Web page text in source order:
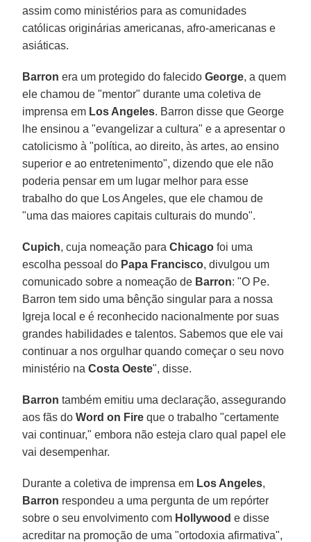
assim como ministérios para as comunidades
católicas originárias americanas, afro-americanas e
asiáticas.
Barron era um protegido do falecidoGeorge, a quem
ele chamou de "mentor" durante uma coletiva de
imprensa em Los Angeles. Barron disse que George
lhe ensinou a "evangelizar a cultura" e a apresentar o
catolicismo à "política, ao direito, às artes, ao ensino
superior e ao entretenimento", dizendo que ele não
poderia pensar em um lugar melhor para esse
trabalho do que Los Angeles, que ele chamou de
"uma das maiores capitais culturais do mundo".
Cupich, cuja nomeação paraChicago foi uma
escolha pessoal do Papa Francisco, divulgou um
comunicado sobre a nomeação de Barron: "O Pe.
Barron tem sido uma bênção singular para a nossa
Igreja local e é reconhecido nacionalmente por suas
grandes habilidades e talentos. Sabemos que ele vai
continuar a nos orgulhar quando começar o seu novo
ministério naCosta Oeste", disse.
Barron também emitiu uma declaração, assegurando
aos fãs doWord on Fire que o trabalho "certamente
vai continuar," embora não esteja claro qual papel ele
vai desempenhar.
Durante a coletiva de imprensa em Los Angeles,
Barron respondeu a uma pergunta de um repórter
sobre o seu envolvimento com Hollywood e disse
acreditar na promoção de uma "ortodoxia afirmativa",